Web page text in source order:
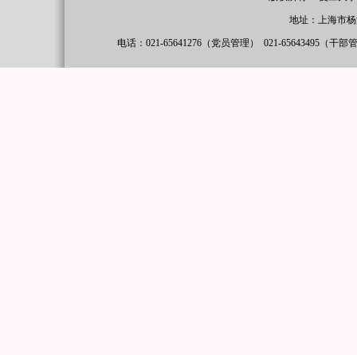
地址：上海市
电话：021-65641276（党员管理） 021-65643495（干部